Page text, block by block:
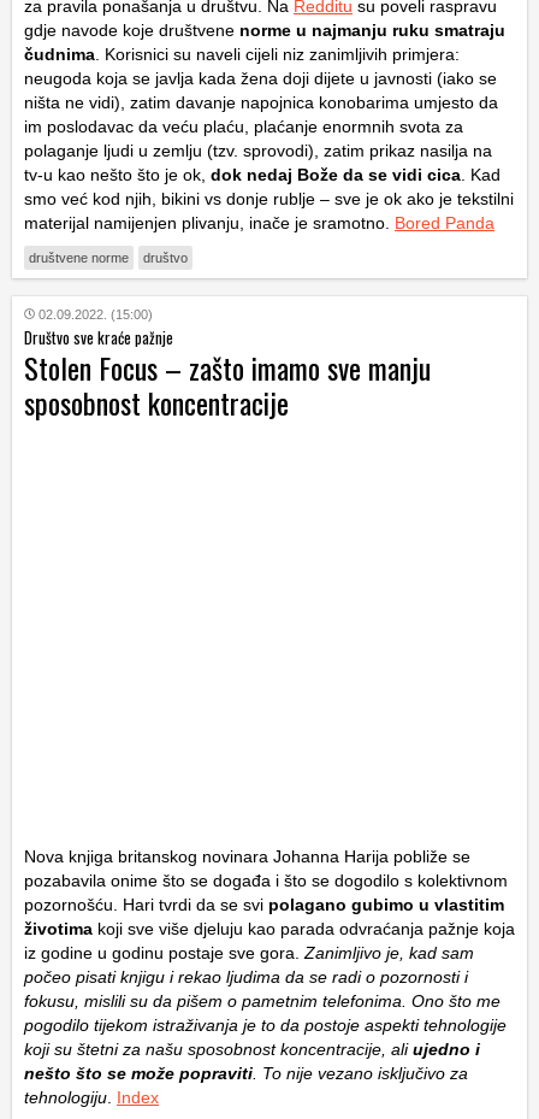
za pravila ponašanja u društvu. Na Redditu su poveli raspravu
gdje navode koje društvene norme u najmanju ruku smatraju
čudnima. Korisnici su naveli cijeli niz zanimljivih primjera:
neugoda koja se javlja kada žena doji dijete u javnosti (iako se
ništa ne vidi), zatim davanje napojnica konobarima umjesto da
im poslodavac da veću plaću, plaćanje enormnih svota za
polaganje ljudi u zemlju (tzv. sprovodi), zatim prikaz nasilja na
tv-u kao nešto što je ok, dok nedaj Bože da se vidi cica. Kad
smo već kod njih, bikini vs donje rublje – sve je ok ako je tekstilni
materijal namijenjen plivanju, inače je sramotno. Bored Panda
društvene norme društvo
02.09.2022. (15:00)
Društvo sve kraće pažnje
Stolen Focus – zašto imamo sve manju
sposobnost koncentracije
Nova knjiga britanskog novinara Johanna Harija pobliže se
pozabavila onime što se događa i što se dogodilo s kolektivnom
pozornošću. Hari tvrdi da se svi polagano gubimo u vlastitim
životima koji sve više djeluju kao parada odvraćanja pažnje koja
iz godine u godinu postaje sve gora. Zanimljivo je, kad sam
počeo pisati knjigu i rekao ljudima da se radi o pozornosti i
fokusu, mislili su da pišem o pametnim telefonima. Ono što me
pogodilo tijekom istraživanja je to da postoje aspekti tehnologije
koji su štetni za našu sposobnost koncentracije, aliujedno i
nešto što se može popraviti . To nije vezano isključivo za
tehnologiju Index